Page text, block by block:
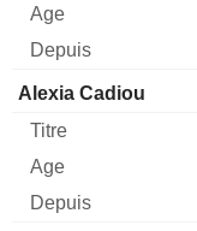
Alexia Cadiou